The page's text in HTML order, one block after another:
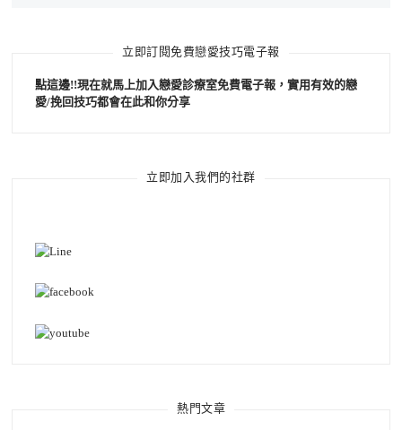
立即訂閱免費戀愛技巧電子報
點這邊!!現在就馬上加入戀愛診療室免費電子報，實用有效的戀
愛/挽回技巧都會在此和你分享
立即加入我們的社群
熱門文章